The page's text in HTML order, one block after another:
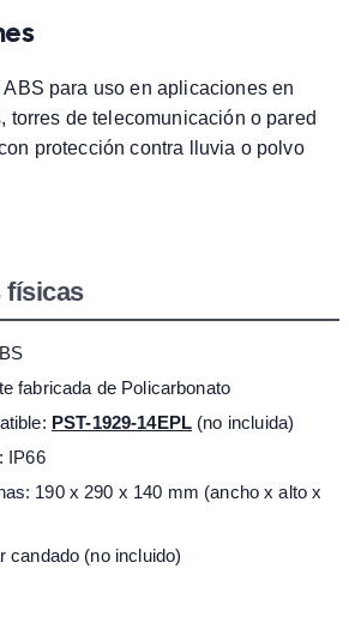
para uso en aplicaciones en
torres de telecomunicación o pared
protección contra lluvia o polvo
físicas
fabricada de Policarbonato
PST-1929-14EPL (no incluida)
IP66
190 x 290 x 140 mm (ancho x alto x
candado (no incluido)